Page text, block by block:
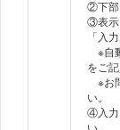
②下部
③表示
「入
※自
をご
※お
い。
④入力